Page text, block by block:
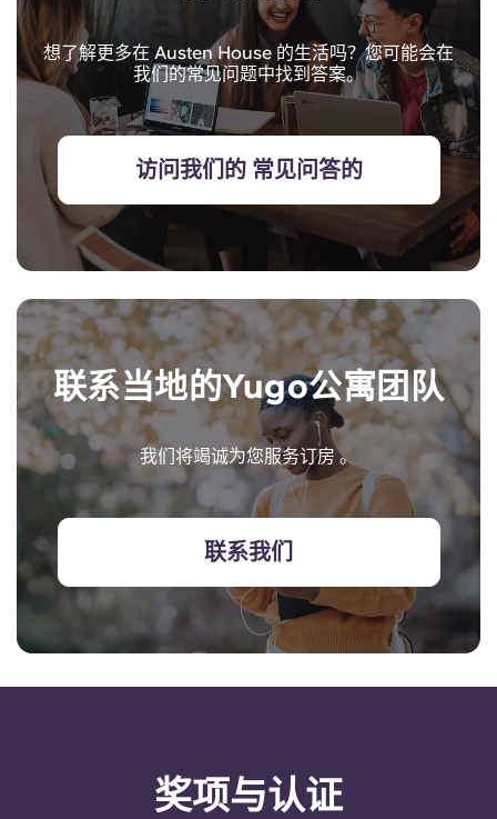
想了解更多在 Austen House 的生活吗？您可能会在
我们的常见问题中找到答案。
访问我们的 常见问答的
联系当地的Yugo公寓团队
我们将竭诚为您服务订房 。
联系我们
奖项与认证